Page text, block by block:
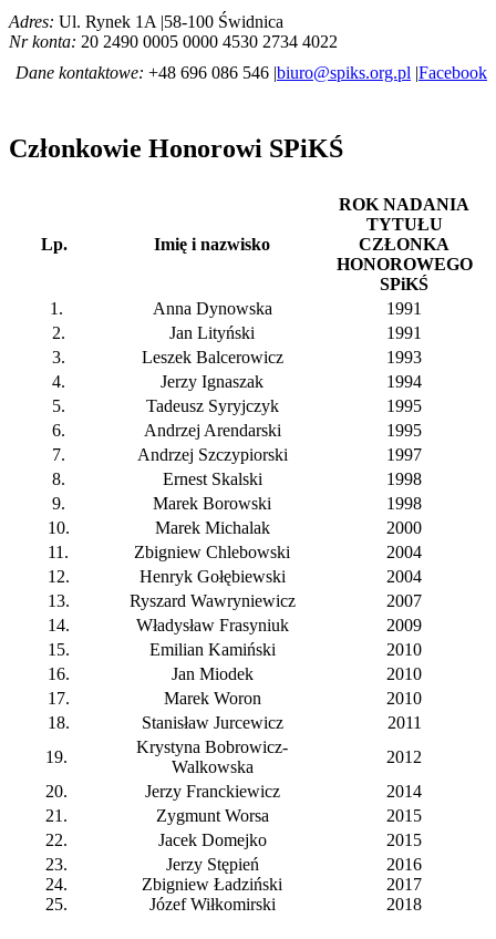
Adres: Ul. Rynek 1A |58-100 Świdnica
Nr konta: 20 2490 0005 0000 4530 2734 4022
Dane kontaktowe: +48 696 086 546 |biuro@spiks.org.pl |Facebook
Członkowie Honorowi SPiKŚ
Lp. Imię i nazwisko
ROK NADANIA
TYTUŁU
CZŁONKA
HONOROWEGO
SPiKŚ
1.
Anna Dynowska
1991
2.
Jan Lityński
1991
3.
Leszek Balcerowicz
1993
4.
Jerzy Ignaszak
1994
5.
Tadeusz Syryjczyk
1995
6.
Andrzej Arendarski
1995
7.
Andrzej Szczypiorski
1997
8.
Ernest Skalski
1998
9.
Marek Borowski
1998
10.
Marek Michalak
2000
11.
Zbigniew Chlebowski
2004
12.
Henryk Gołębiewski
2004
13.
Ryszard Wawryniewicz
2007
14.
Władysław Frasyniuk
2009
15.
Emilian Kamiński
2010
16.
Jan Miodek
2010
17.
Marek Woron
2010
18.
Stanisław Jurcewicz
2011
19.
Krystyna Bobrowicz-
Walkowska
2012
20.
Jerzy Franckiewicz
2014
21.
Zygmunt Worsa
2015
22.
Jacek Domejko
2015
23.
24.
25.
Jerzy Stępień
Zbigniew Ładziński
Józef Wiłkomirski
2016
2017
2018